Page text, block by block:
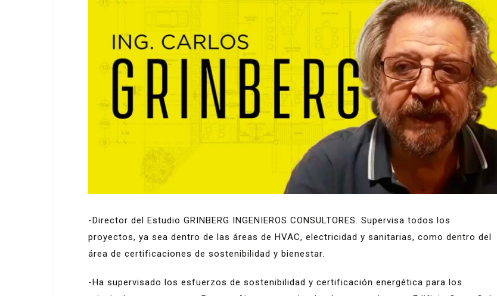
-Director del Estudio GRINBERG INGENIEROS CONSULTORES. Supervisa todos los
proyectos, ya sea dentro de las áreas de HVAC, electricidad y sanitarias, como dentro del
área de certificaciones de sostenibilidad y bienestar.
-Ha supervisado los esfuerzos de sostenibilidad y certificación energética para los